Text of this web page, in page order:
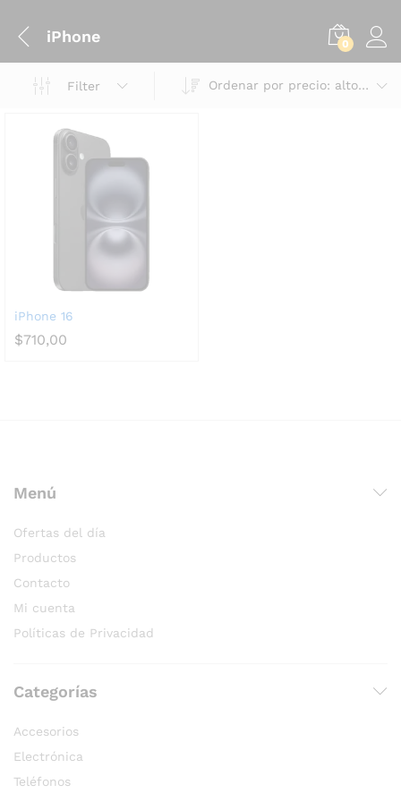
iPhone 0
Filter Ordenar por precio: alto a bajo
iPhone 16
$710,00
Menú
Ofertas del día
Productos
Contacto
Mi cuenta
Políticas de Privacidad
Categorías
Accesorios
Electrónica
Teléfonos